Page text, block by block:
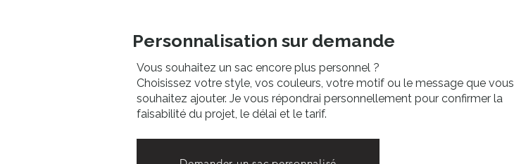
Personnalisation sur demande
Vous souhaitez un sac encore plus personnel ?
Choisissez votre style, vos couleurs, votre motif ou le message que vous
souhaitez ajouter. Je vous répondrai personnellement pour confirmer la
faisabilité du projet, le délai et le tarif.